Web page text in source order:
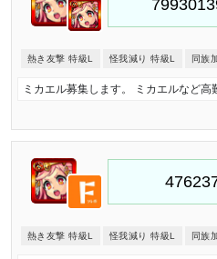
熱き友撃 特級L 怪我減り 特級L 同族
ミカエル募集します。 ミカエルなど高
熱き友撃 特級L 怪我減り 特級L 同族